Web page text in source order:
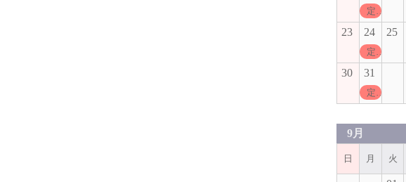
定休日
23 24
定休日
25
30 31
定休日
9月
日 月 火